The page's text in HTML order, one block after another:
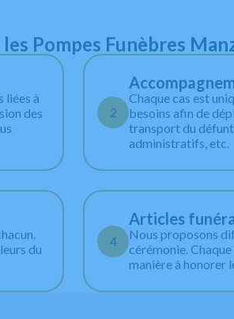
Pompes Funèbres
liées à
des
2
Chaque cas est
besoins afin de
transport du
administratifs, etc.
du
4
Articles
Nous proposons
cérémonie.
manière à honorer